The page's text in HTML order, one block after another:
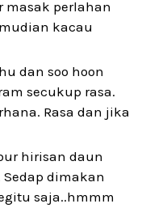
masak perlahan
kacau
dan soo hoon
secukup rasa.
Rasa dan jika
hirisan daun
dimakan
saja..hmmm